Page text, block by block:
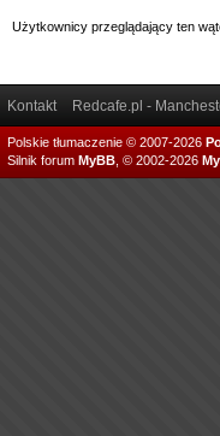
Użytkownicy przeglądający ten
Kontakt Redcafe.pl -
Polskie tłumaczenie © 2007-2026
Silnik forum MyBB , © 2002-2026